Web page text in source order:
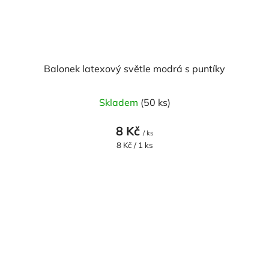
Balonek latexový světle modrá s puntíky
Skladem (50 ks)
8 Kč / ks
Měrná
8 Kč / 1 ks